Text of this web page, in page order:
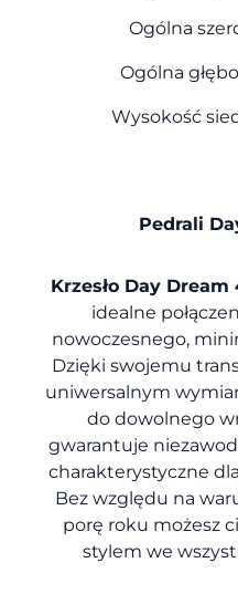
Ogólna
Ogólna
Wysokość
Pedrali
Krzesło Day Dream
idealne
nowoczesnego,
Dzięki swojemu
uniwersalnym
do dowolnego
gwarantuje
charakterystyczne
Bez względu na
porę roku możesz
stylem we